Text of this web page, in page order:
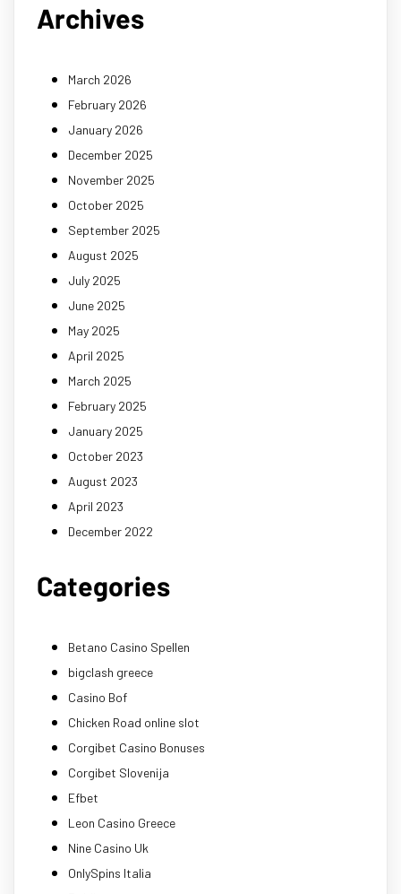
Archives
March 2026
February 2026
January 2026
December 2025
November 2025
October 2025
September 2025
August 2025
July 2025
June 2025
May 2025
April 2025
March 2025
February 2025
January 2025
October 2023
August 2023
April 2023
December 2022
Categories
Betano Casino Spellen
bigclash greece
Casino Bof
Chicken Road online slot
Corgibet Casino Bonuses
Corgibet Slovenija
Efbet
Leon Casino Greece
Nine Casino Uk
OnlySpins Italia